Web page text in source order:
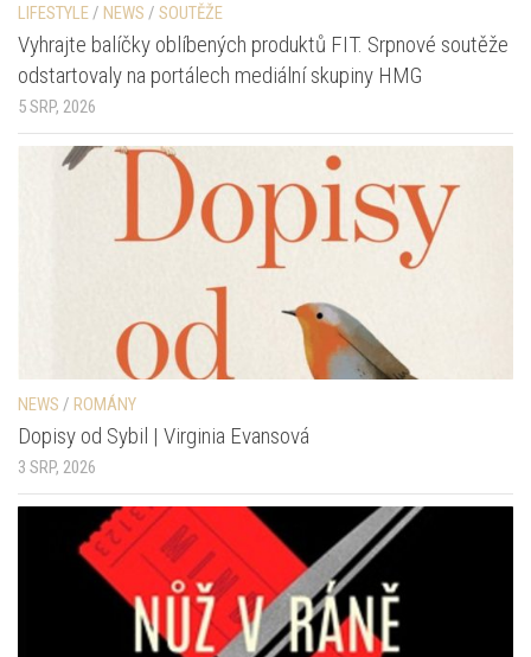
LIFESTYLE/ NEWS / SOUTĚŽE
Vyhrajte balíčky oblíbených produktů FIT. Srpnové soutěže
odstartovaly na portálech mediální skupiny HMG
5 SRP, 2026
NEWS / ROMÁNY
Dopisy od Sybil | Virginia Evansová
3 SRP, 2026